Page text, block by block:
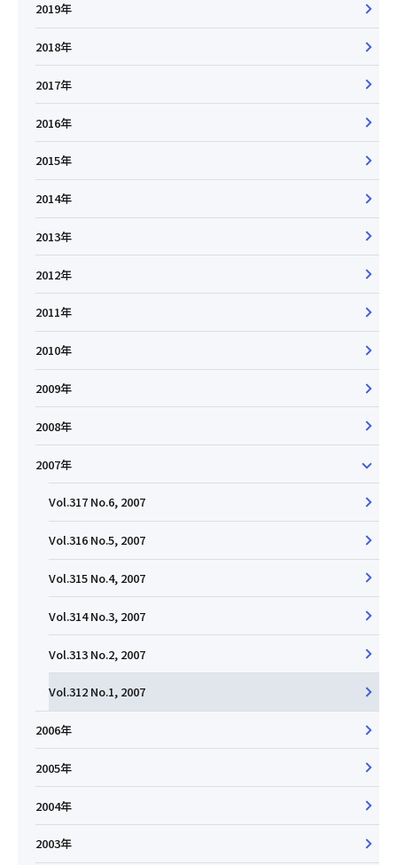
2019年
2018年
2017年
2016年
2015年
2014年
2013年
2012年
2011年
2010年
2009年
2008年
2007年
Vol.317 No.6, 2007
Vol.316 No.5, 2007
Vol.315 No.4, 2007
Vol.314 No.3, 2007
Vol.313 No.2, 2007
Vol.312 No.1, 2007
2006年
2005年
2004年
2003年